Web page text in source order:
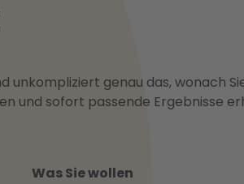
unkompliziert genau das, wonach
und sofort passende Ergebnisse
Was Sie wollen